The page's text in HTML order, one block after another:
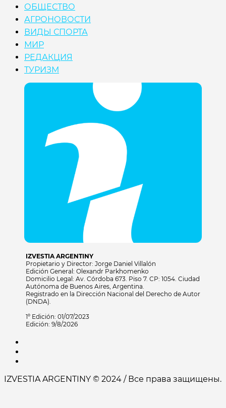
ОБЩЕСТВО
АГРОНОВОСТИ
ВИДЫ СПОРТА
МИР
РЕДАКЦИЯ
ТУРИЗМ
IZVESTIA ARGENTINY
Propietario y Director: Jorge Daniel Villalón
Edición General: Olexandr Parkhomenko
Domicilio Legal: Av. Córdoba 673. Piso 7. CP: 1054. Ciudad
Autónoma de Buenos Aires, Argentina.
Registrado en la Dirección Nacional del Derecho de Autor
(DNDA).
1º Edición: 01/07/2023
Edición: 9/8/2026
IZVESTIA ARGENTINY © 2024 / Все права защищены.